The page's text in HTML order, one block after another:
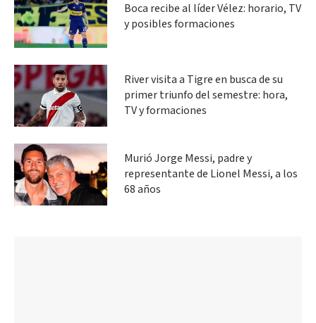
Boca recibe al líder Vélez: horario, TV
y posibles formaciones
River visita a Tigre en busca de su
primer triunfo del semestre: hora,
TV y formaciones
Murió Jorge Messi, padre y
representante de Lionel Messi, a los
68 años